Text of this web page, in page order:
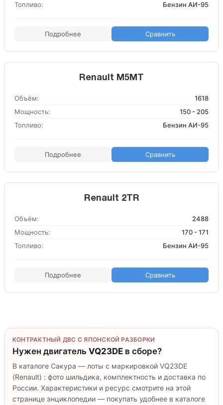
Топливо:
Бензин АИ-95
Подробнее Сравнить
Renault M5MT
Объём:
1618
Мощность:
150 - 205
Топливо:
Бензин АИ-95
Подробнее Сравнить
Renault 2TR
Объём:
2488
Мощность:
170 - 171
Топливо:
Бензин АИ-95
Подробнее Сравнить
КОНТРАКТНЫЙ ДВС С ЯПОНСКОЙ РАЗБОРКИ
Нужен двигатель VQ23DE в сборе?
В каталоге Сакура — лоты с маркировкой VQ23DE
(Renault) : фото шильдика, комплектность и доставка по
России. Характеристики и ресурс смотрите на этой
странице энциклопедии — покупать удобнее в каталоге